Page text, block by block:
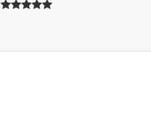
5 en base